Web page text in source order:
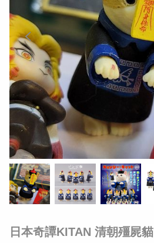
日本奇譚KITAN 清朝殭屍貓